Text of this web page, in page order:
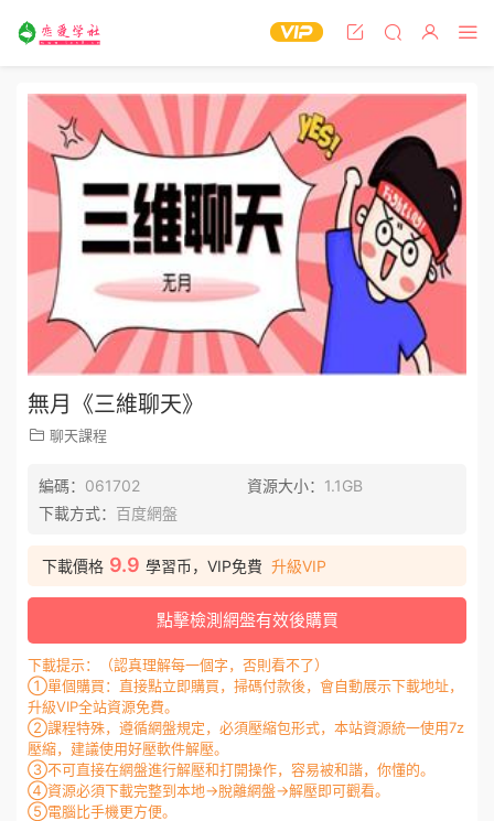
無月《三維聊天》
聊天課程
編碼： 061702 資源大小： 1.1GB
下載方式： 百度網盤
下載價格 9.9 學習币，VIP免費 升級VIP
點擊檢測網盤有效後購買
下載提示：（認真理解每一個字，否則看不了）
①單個購買：直接點立即購買，掃碼付款後，會自動展示下載地址，
升級VIP全站資源免費。
②課程特殊，遵循網盤規定，必須壓縮包形式，本站資源統一使用7z
壓縮，建議使用好壓軟件解壓。
③不可直接在網盤進行解壓和打開操作，容易被和諧，你懂的。
④資源必須下載完整到本地→脫離網盤→解壓即可觀看。
⑤電腦比手機更方便。